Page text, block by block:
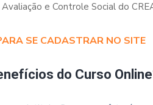
e Controle Social do
SE CADASTRAR NO SITE
do Curso